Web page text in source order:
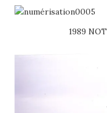
1989